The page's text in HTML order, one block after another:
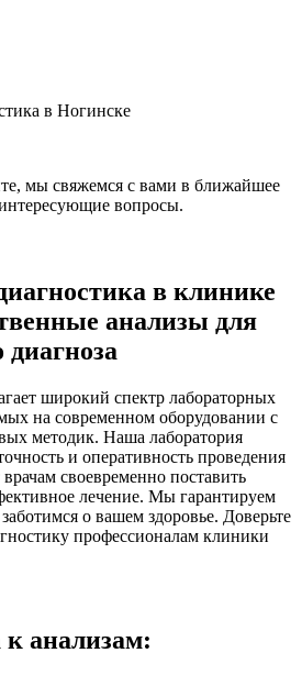
в Ногинске
мы свяжемся с вами в ближайшее
вопросы.
в клинике
анализы для
диагноза
широкий спектр лабораторных
на современном оборудовании с
методик. Наша лаборатория
и оперативность проведения
своевременно поставить
лечение. Мы гарантируем
о вашем здоровье. Доверьте
профессионалам клиники
к анализам: